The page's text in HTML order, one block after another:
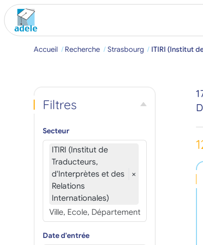
Accueil Recherche Strasbourg ITIRI (Institut
Filtres
Secteur
ITIRI (Institut de
Traducteurs,
d'Interprètes et des
Relations
Internationales)
×
Date d'entrée